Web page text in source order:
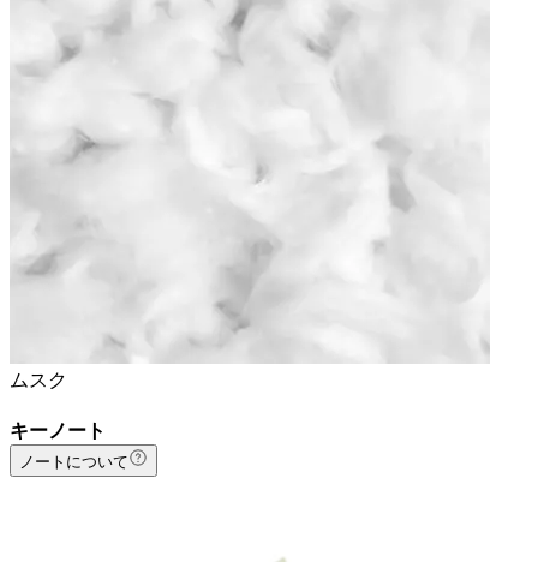
ムスク
キーノート
ノートについて